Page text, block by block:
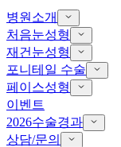
병원소개
처음눈성형
재건눈성형
포니테일 수술
페이스성형
이벤트
2026수술경과
상담/문의